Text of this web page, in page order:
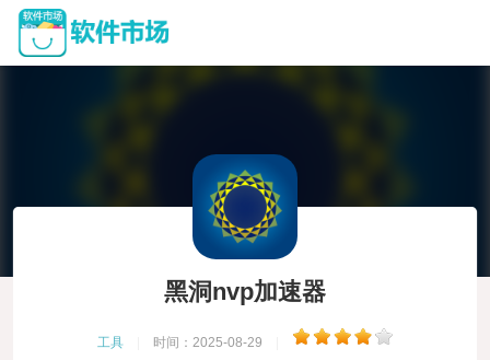
黑洞nvp加速器
工具 时间：2025-08-29